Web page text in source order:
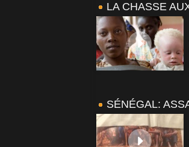
LA CHASSE
SÉNÉGAL: